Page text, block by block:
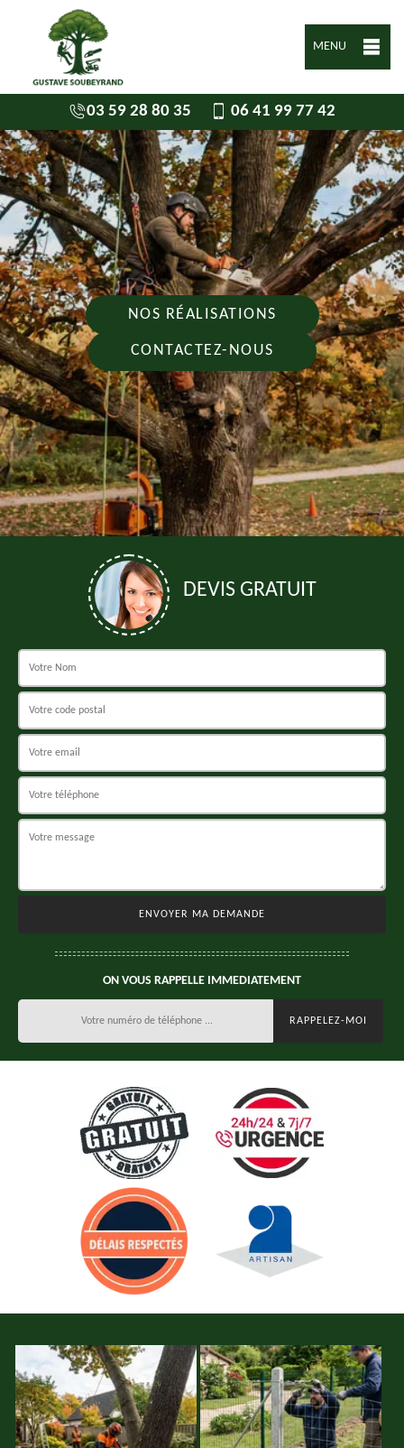
MENU
03 59 28 80 35 06 41 99 77 42
NOS RÉALISATIONS
CONTACTEZ-NOUS
DEVIS GRATUIT
ON VOUS RAPPELLE IMMEDIATEMENT